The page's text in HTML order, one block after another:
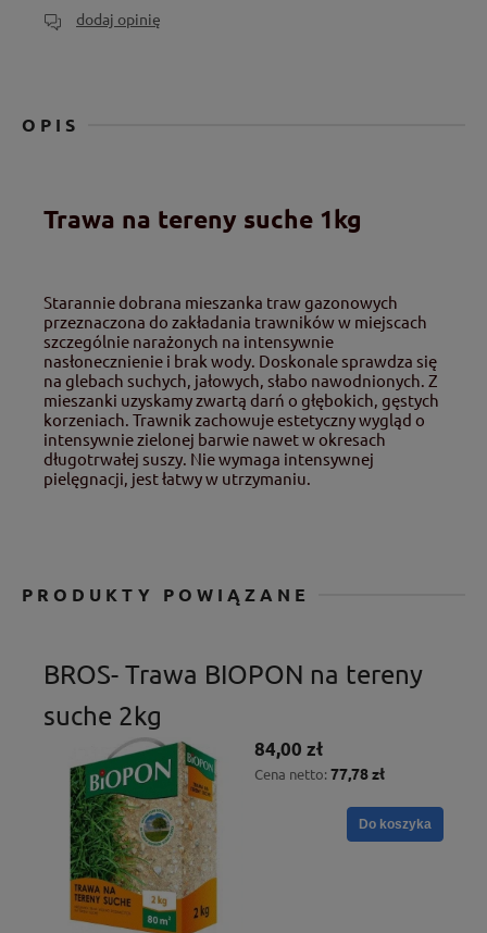
dodaj opinię
OPIS
Trawa na tereny suche 1kg
Starannie dobrana mieszanka traw gazonowych
przeznaczona do zakładania trawników w miejscach
szczególnie narażonych na intensywnie
nasłonecznienie i brak wody. Doskonale sprawdza się
na glebach suchych, jałowych, słabo nawodnionych. Z
mieszanki uzyskamy zwartą darń o głębokich, gęstych
korzeniach. Trawnik zachowuje estetyczny wygląd o
intensywnie zielonej barwie nawet w okresach
długotrwałej suszy. Nie wymaga intensywnej
pielęgnacji, jest łatwy w utrzymaniu.
PRODUKTY POWIĄZANE
BROS- Trawa BIOPON na tereny
suche 2kg
84,00 zł
Cena netto: 77,78 zł
Do koszyka